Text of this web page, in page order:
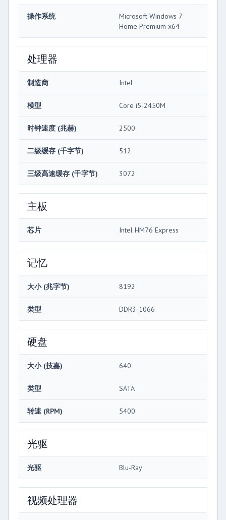
操作系统
Microsoft Windows 7
Home Premium x64
处理器
制造商 Intel
模型 Core i5-2450M
时钟速度 (兆赫) 2500
二级缓存 (千字节) 512
三级高速缓存 (千字节) 3072
主板
芯片 Intel HM76 Express
记忆
大小 (兆字节) 8192
类型 DDR3-1066
硬盘
大小 (技嘉) 640
类型 SATA
转速 (RPM) 5400
光驱
光驱 Blu-Ray
视频处理器